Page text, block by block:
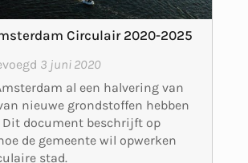
Circulair 2020-2025
3 juni 2020
al een halvering van
nieuwe grondstoffen hebben
Dit document beschrijft op
de gemeente wil opwerken
stad.